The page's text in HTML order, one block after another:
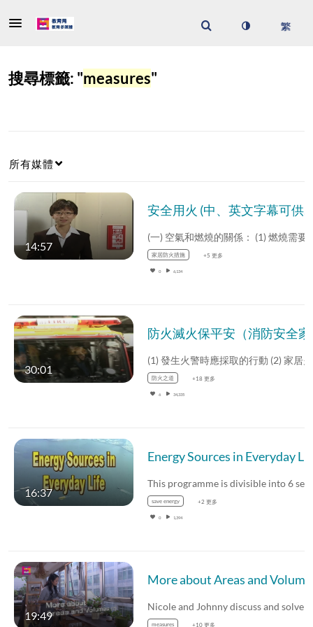
搜尋標籤: "measures"
所有媒體
14:57
家居防火措施 +5 更多
0 6,134
30:01
防火之道 +18 更多
6 34,335
16:37
save energy +2 更多
0 1,394
19:49
measures +10 更多